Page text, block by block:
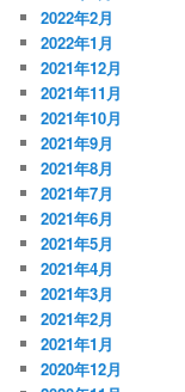
2022年2月
2022年1月
2021年12月
2021年11月
2021年10月
2021年9月
2021年8月
2021年7月
2021年6月
2021年5月
2021年4月
2021年3月
2021年2月
2021年1月
2020年12月